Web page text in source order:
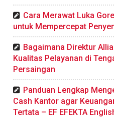
Cara Merawat Luka
untuk Mempercepat
Bagaimana Direktur
Kualitas Pelayanan di
Persaingan
Panduan Lengkap
Cash Kantor agar
Tertata – EF EFEKTA